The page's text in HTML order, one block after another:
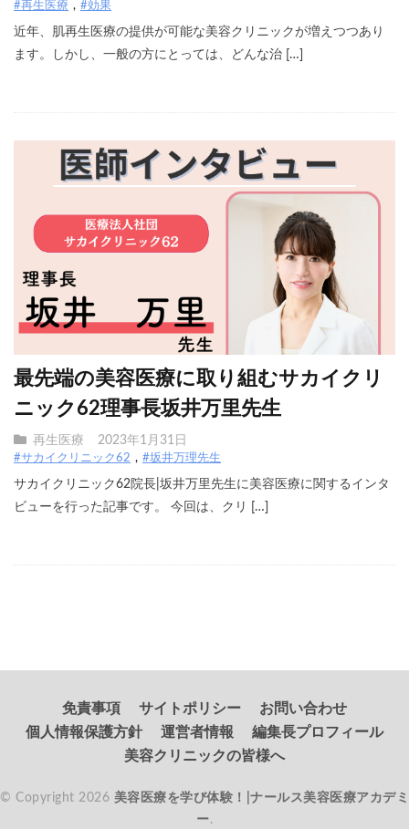
#再生医療 #効果
近年、肌再生医療の提供が可能な美容クリニックが増えつつあり
ます。しかし、一般の方にとっては、どんな治 […]
最先端の美容医療に取り組むサカイクリ
ニック62理事長坂井万里先生
再生医療 2023年1月31日
#サカイクリニック62 #坂井万理先生
サカイクリニック62院長|坂井万里先生に美容医療に関するインタ
ビューを行った記事です。 今回は、クリ […]
免責事項 サイトポリシー
お問い合わせ
個人情報保護方針
運営者情報
編集長プロフィール
美容クリニックの皆様へ
© Copyright 2026 美容医療を学び体験！|ナールス美容医療アカデミ
ー.